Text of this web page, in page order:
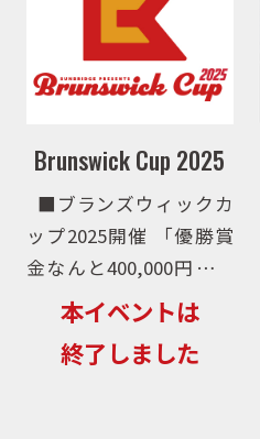
Brunswick Cup 2025
■ブランズウィックカ
ップ2025開催 「優勝賞
金なんと400,000円！」
という衝撃で大好評だっ
た「ブランズウィックカ
ップ」が昨年に引き続き
本イベントは
終了しました